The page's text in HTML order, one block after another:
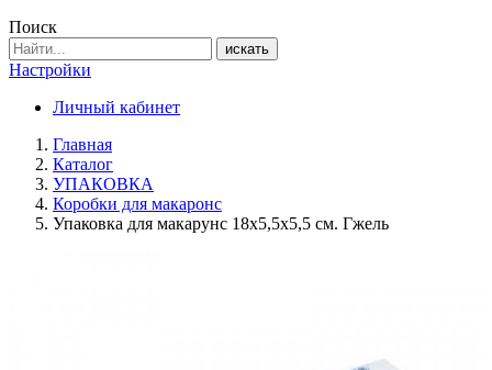
Поиск
искать
Настройки
Личный кабинет
Главная
Каталог
УПАКОВКА
Коробки для макаронс
Упаковка для макарунс 18х5,5х5,5 см. Гжель